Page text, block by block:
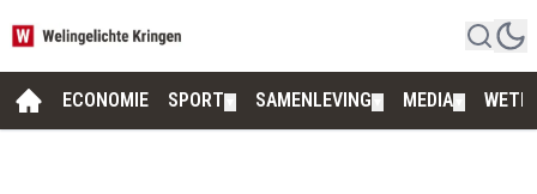
ECONOMIE SPORT SAMENLEVING MEDIA